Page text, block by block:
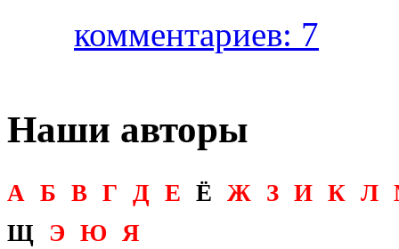
комментариев: 7
Наши авторы
А Б В Г Д Е Ё Ж З И К Л
Щ
Э Ю Я